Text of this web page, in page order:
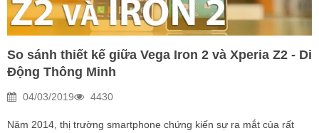
So sánh thiết kế giữa Vega Iron 2 và Xperia Z2 - Di
Động Thông Minh
04/03/2019 4430
Năm 2014, thị trường smartphone chứng kiến sự ra mắt của rất